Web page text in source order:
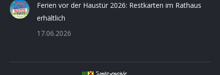
Ferien vor der Haustür 2026: Restkarten im Rathaus
erhältlich
17.06.2026